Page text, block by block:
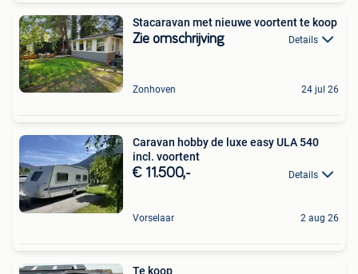
Stacaravan met nieuwe voortent te koop
Zie omschrijving Details
Zonhoven 24 jul 26
Caravan hobby de luxe easy ULA 540
incl. voortent
€ 11.500,- Details
Vorselaar 2 aug 26
Te koop